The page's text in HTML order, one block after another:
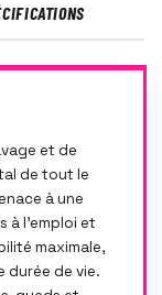
et de
de tout le
à une
à l'emploi et
maximale,
durée de vie.